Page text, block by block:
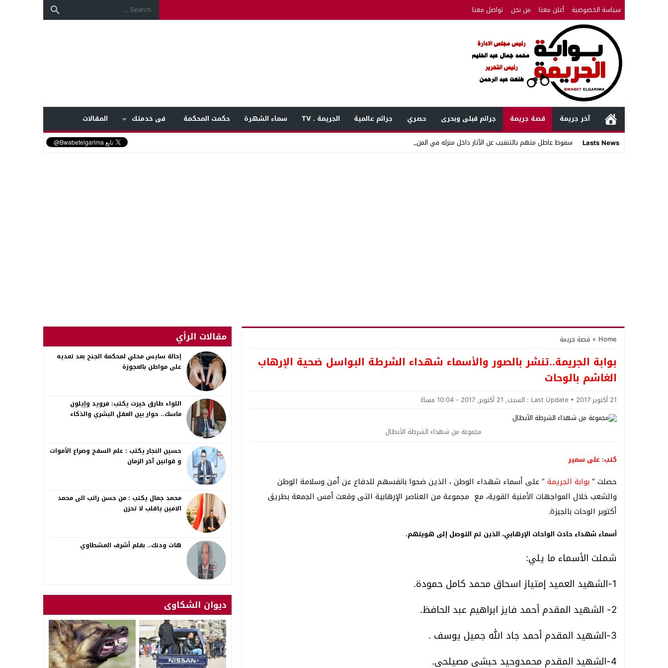
سياسة الخصوصية أعلن معنا من نحن تواصل معنا
آخر جريمة قصة جريمة جرائم قبلى وبحرى حصري جرائم عالمية الجريمة . TV سماء الشهرة حكمت المحكمة فى خدمتك
المقالات
Lasts News
سقوط عاطل متهم بالتنقيب عن الآثار داخل منزله في المنوفية بعد بلا_
Home
» قصة جريمة
بوابة الجريمة..تنشر بالصور والأسماء شهداء الشرطة البواسل ضحية الإرهاب
الغاشم بالوحات
21 أكتوبر 2017 Last Update : السبت, 21 أكتوبر, 2017 - 10:04 مساءً
مجموعة من شهداء الشرطة الأبطال
كتب: على سمير
حصلت ” بوابة الجريمة ” على أسماء شهداء الوطن ، الذين ضحوا بانفسهم للدفاع عن اْمن وسلامة الوطن
والشعب خلال المواجهات الأمنية القوية، مع مجموعة من العناصر الإرهابية التى وقعت أمس الجمعة بطريق
أكتوبر الوحات بالجيزة.
أسماء شهداء حادث الواحات الإرهابي، الذين تم التوصل إلى هويتهم.
شملت الأسماء ما يلي:
1-الشهيد العميد إمتياز اسحاق محمد كامل حمودة.
2- الشهيد المقدم أحمد فايز ابراهيم عبد الحافظ.
3-الشهيد المقدم أحمد جاد الله جميل يوسف .
4-الشهيد المقدم محمدوحيد حبشى مصيلحى.
مقالات الرأي
إحالة سايس محلي لمحكمة الجنح بعد تعديه
على مواطن بالعجوزة
اللواء طارق خيرت يكتب: فرويد وإيلون
ماسك.. حوار بين العقل البشري والذكاء
حسين النجار يكتب : علم السفح وصراع الأموات
و قوانين آخر الزمان
محمد جمال يكتب : من حسن راتب الى محمد
الامين ياقلب لا تحزن
هات ودنك.. بقلم أشرف المشطاوي
ديوان الشكاوى